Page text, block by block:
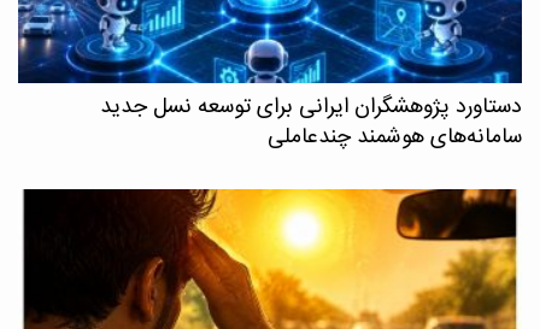
دستاورد پژوهشگران ایرانی برای توسعه نسل جدید
سامانه‌های هوشمند چندعاملی